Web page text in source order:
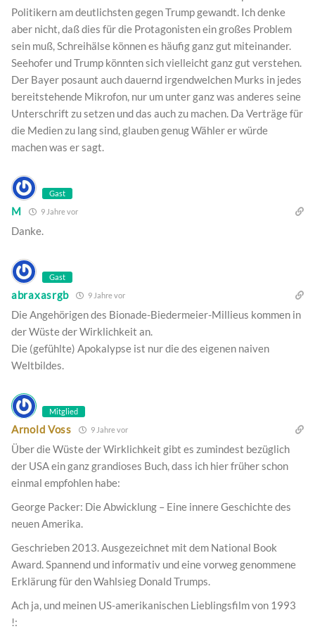
Politikern am deutlichsten gegen Trump gewandt. Ich denke
aber nicht, daß dies für die Protagonisten ein großes Problem
sein muß, Schreihälse können es häufig ganz gut miteinander.
Seehofer und Trump könnten sich vielleicht ganz gut verstehen.
Der Bayer posaunt auch dauernd irgendwelchen Murks in jedes
bereitstehende Mikrofon, nur um unter ganz was anderes seine
Unterschrift zu setzen und das auch zu machen. Da Verträge für
die Medien zu lang sind, glauben genug Wähler er würde
machen was er sagt.
Gast
M 9 Jahre vor
Danke.
Gast
abraxasrgb 9 Jahre vor
Die Angehörigen des Bionade-Biedermeier-Millieus kommen in
der Wüste der Wirklichkeit an.
Die (gefühlte) Apokalypse ist nur die des eigenen naiven
Weltbildes.
Mitglied
Arnold Voss 9 Jahre vor
Über die Wüste der Wirklichkeit gibt es zumindest bezüglich
der USA ein ganz grandioses Buch, dass ich hier früher schon
einmal empfohlen habe:
George Packer: Die Abwicklung – Eine innere Geschichte des
neuen Amerika.
Geschrieben 2013. Ausgezeichnet mit dem National Book
Award. Spannend und informativ und eine vorweg genommene
Erklärung für den Wahlsieg Donald Trumps.
Ach ja, und meinen US-amerikanischen Lieblingsfilm von 1993
!: